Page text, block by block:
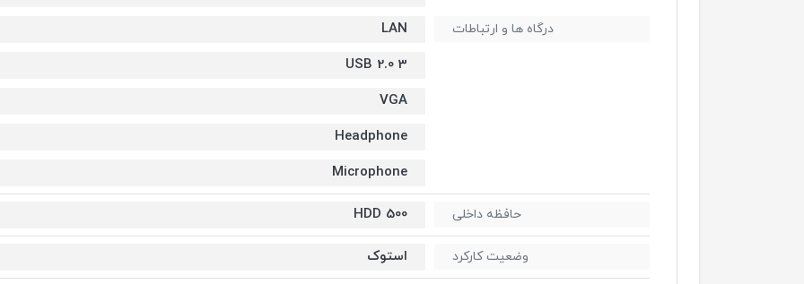
درگاه ها و ارتباطات
LAN
3 USB 2.0
VGA
Headphone
Microphone
حافظه داخلی 500 HDD
وضعیت کارکرد استوک